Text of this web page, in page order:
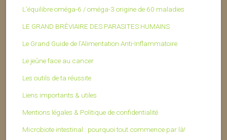
L’équilibre oméga-6 / oméga-3 origine de 60 maladies
LE GRAND BRÉVIAIRE DES PARASITES HUMAINS
Le Grand Guide de l’Alimentation Anti-Inflammatoire
Le jeûne face au cancer
Les outils de ta réussite
Liens importants & utiles
Mentions légales & Politique de confidentialité
Microbiote intestinal : pourquoi tout commence par là!